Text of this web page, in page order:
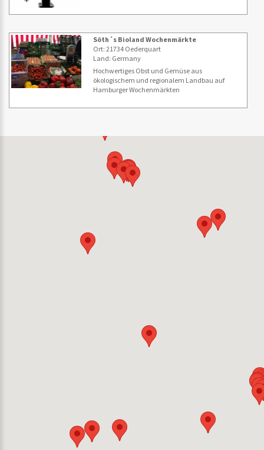
Söth´s Bioland Wochenmärkte
Ort: 21734 Oederquart
Land: Germany
Hochwertiges Obst und Gemüse aus
ökologischem und regionalem Landbau auf
Hamburger Wochenmärkten